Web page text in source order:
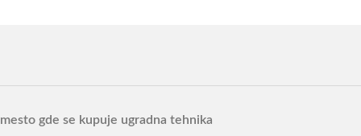
mesto gde se kupuje ugradna tehnika